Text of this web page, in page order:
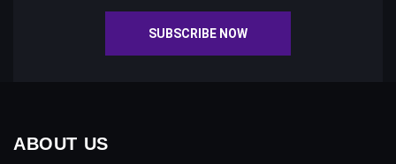
SUBSCRIBE NOW
ABOUT US